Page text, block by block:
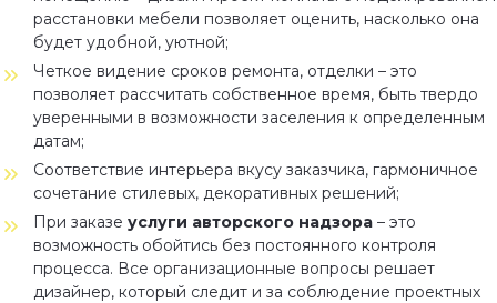
расстановки мебели позволяет оценить, насколько она
будет удобной, уютной;
Четкое видение сроков ремонта, отделки – это
позволяет рассчитать собственное время, быть твердо
уверенными в возможности заселения к определенным
датам;
Соответствие интерьера вкусу заказчика, гармоничное
сочетание стилевых, декоративных решений;
При заказе услуги авторского надзора – это
возможность обойтись без постоянного контроля
процесса. Все организационные вопросы решает
дизайнер, который следит и за соблюдение проектных